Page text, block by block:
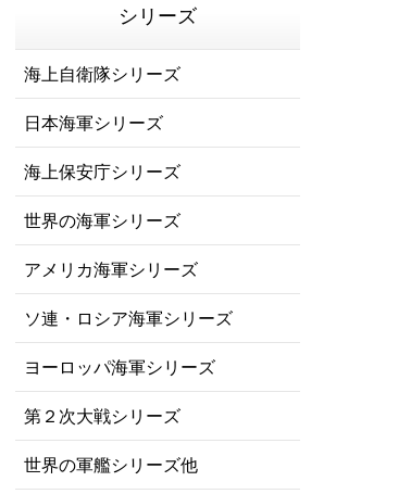
シリーズ
海上自衛隊シリーズ
日本海軍シリーズ
海上保安庁シリーズ
世界の海軍シリーズ
アメリカ海軍シリーズ
ソ連・ロシア海軍シリーズ
ヨーロッパ海軍シリーズ
第２次大戦シリーズ
世界の軍艦シリーズ他